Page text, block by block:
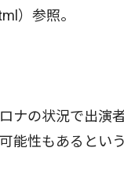
）参照。
ナの状況で出演
能性もあるという